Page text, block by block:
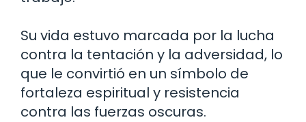
Su vida estuvo marcada por la lucha
contra la tentación y la adversidad, lo
que le convirtió en un símbolo de
fortaleza espiritual y resistencia
contra las fuerzas oscuras.